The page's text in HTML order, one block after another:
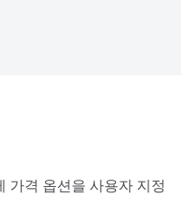
가격 옵션을 사용자 지정